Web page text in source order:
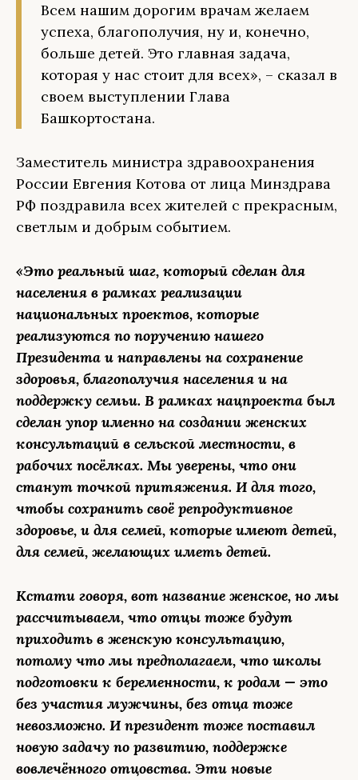
Всем нашим дорогим врачам желаем
успеха, благополучия, ну и, конечно,
больше детей. Это главная задача,
которая у нас стоит для всех», – сказал в
своем выступлении Глава
Башкортостана.
Заместитель министра здравоохранения
России Евгения Котова от лица Минздрава
РФ поздравила всех жителей с прекрасным,
светлым и добрым событием.
«Это реальный шаг, который сделан для
населения в рамках реализации
национальных проектов, которые
реализуются по поручению нашего
Президента и направлены на сохранение
здоровья, благополучия населения и на
поддержку семьи. В рамках нацпроекта был
сделан упор именно на создании женских
консультаций в сельской местности, в
рабочих посёлках. Мы уверены, что они
станут точкой притяжения. И для того,
чтобы сохранить своё репродуктивное
здоровье, и для семей, которые имеют детей,
для семей, желающих иметь детей.
Кстати говоря, вот название женское, но мы
рассчитываем, что отцы тоже будут
приходить в женскую консультацию,
потому что мы предполагаем, что школы
подготовки к беременности, к родам — это
без участия мужчины, без отца тоже
невозможно. И президент тоже поставил
новую задачу по развитию, поддержке
вовлечённого отцовства. Эти новые